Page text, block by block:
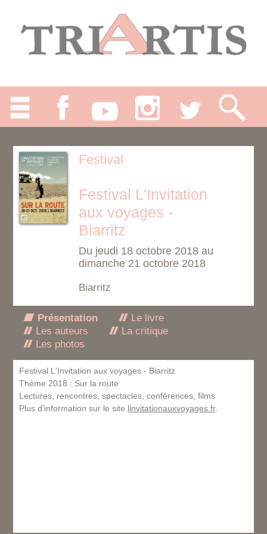
Festival
Festival L'Invitation
aux voyages -
Biarritz
Du jeudi 18 octobre 2018 au
dimanche 21 octobre 2018
Biarritz
Présentation
Le livre
Les auteurs
La critique
Les photos
Festival L'Invitation aux voyages - Biarritz
Thème 2018 : Sur la route
Lectures, rencontres, spectacles, conférences, films
Plus d'information sur le site linvitationauxvoyages.fr.